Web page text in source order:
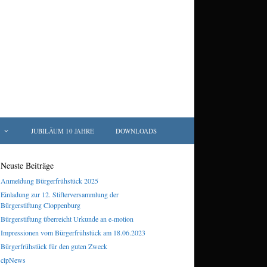
JUBILÄUM 10 JAHRE DOWNLOADS
Neuste Beiträge
Anmeldung Bürgerfrühstück 2025
Einladung zur 12. Stifterversammlung der
Bürgerstiftung Cloppenburg
Bürgerstiftung überreicht Urkunde an e-motion
Impressionen vom Bürgerfrühstück am 18.06.2023
Bürgerfrühstück für den guten Zweck
clpNews